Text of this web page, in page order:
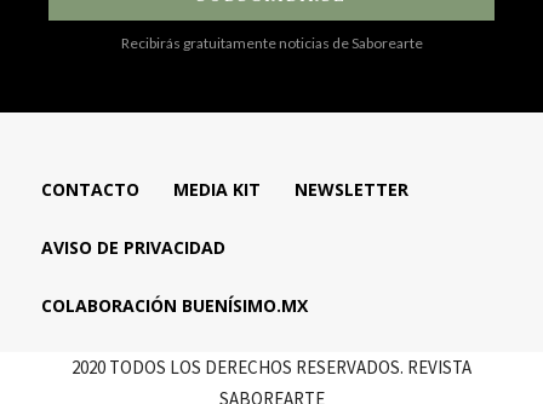
Recibirás gratuitamente noticias de Saborearte
CONTACTO MEDIA KIT NEWSLETTER
AVISO DE PRIVACIDAD
COLABORACIÓN BUENÍSIMO.MX
2020 TODOS LOS DERECHOS RESERVADOS. REVISTA
SABOREARTE